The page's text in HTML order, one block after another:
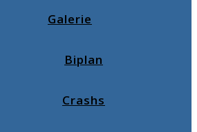
Galerie
Biplan
Crashs